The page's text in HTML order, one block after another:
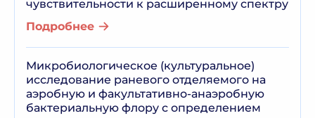
чувствительности к расширенному спектру
Подробнее
Микробиологическое (культуральное)
исследование раневого отделяемого на
аэробную и факультативно-анаэробную
бактериальную флору с определением